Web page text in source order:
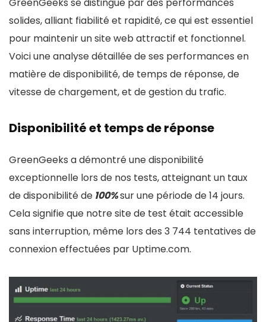
GreenGeeks se distingue par des performances
solides, alliant fiabilité et rapidité, ce qui est essentiel
pour maintenir un site web attractif et fonctionnel.
Voici une analyse détaillée de ses performances en
matière de disponibilité, de temps de réponse, de
vitesse de chargement, et de gestion du trafic.
Disponibilité et temps de réponse
GreenGeeks a démontré une disponibilité
exceptionnelle lors de nos tests, atteignant un taux
de disponibilité de 100%sur une période de 14 jours.
Cela signifie que notre site de test était accessible
sans interruption, même lors des 3 744 tentatives de
connexion effectuées par Uptime.com.